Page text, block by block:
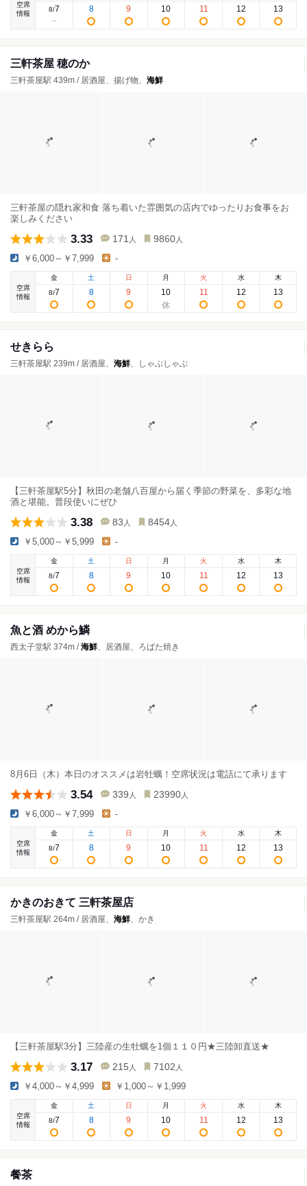
空席
情報
8/7 8 9 10 11 12 13
三軒茶屋 穂のか
三軒茶屋駅 439m / 居酒屋、揚げ物、 海鮮
三軒茶屋の隠れ家和食 落ち着いた雰囲気の店内でゆったりお食事をお
楽しみください
3.33 171 人 9860 人
￥6,000～￥7,999 -
空席
情報
金
8/7
土
8
日
9
月
10
火
11
水
12
木
13
せきらら
三軒茶屋駅 239m / 居酒屋、 海鮮、しゃぶしゃぶ
【三軒茶屋駅5分】秋田の老舗八百屋から届く季節の野菜を、多彩な地
酒と堪能。普段使いにぜひ
3.38 83 人 8454 人
￥5,000～￥5,999 -
空席
情報
金
8/7
土
8
日
9
月
10
火
11
水
12
木
13
魚と酒 めから鱗
西太子堂駅 374m /海鮮、居酒屋、ろばた焼き
8月6日（木）本日のオススメは岩牡蠣！空席状況は電話にて承ります
3.54 339 人 23990 人
￥6,000～￥7,999 -
空席
情報
金
8/7
土
8
日
9
月
10
火
11
水
12
木
13
かきのおきて 三軒茶屋店
三軒茶屋駅 264m / 居酒屋、 海鮮、かき
【三軒茶屋駅3分】三陸産の生牡蠣を1個１１０円★三陸卸直送★
3.17 215 人 7102 人
￥4,000～￥4,999 ￥1,000～￥1,999
空席
情報
金
8/7
土
8
日
9
月
10
火
11
水
12
木
13
餐茶